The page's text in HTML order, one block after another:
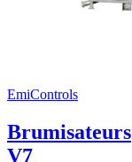
EmiControls
Brumisateurs
V7